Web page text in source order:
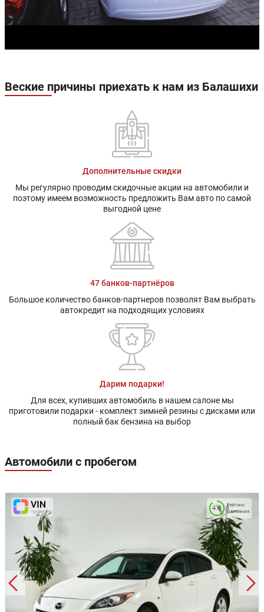
Веские причины приехать к нам из Балашихи
Дополнительные скидки
Мы регулярно проводим скидочные акции на автомобили и
поэтому имеем возможность предложить Вам авто по самой
выгодной цене
47 банков-партнёров
Большое количество банков-партнеров позволят Вам выбрать
автокредит на подходящих условиях
Дарим подарки!
Для всех, купивших автомобиль в нашем салоне мы
приготовили подарки - комплект зимней резины с дисками или
полный бак бензина на выбор
Автомобили с пробегом
Рейтинг
состояния
4.6